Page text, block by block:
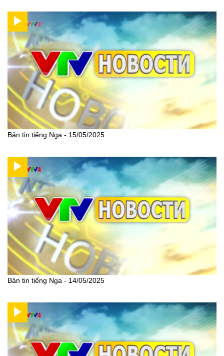
Bản tin tiếng Nga - 15/05/2025
Bản tin tiếng Nga - 14/05/2025